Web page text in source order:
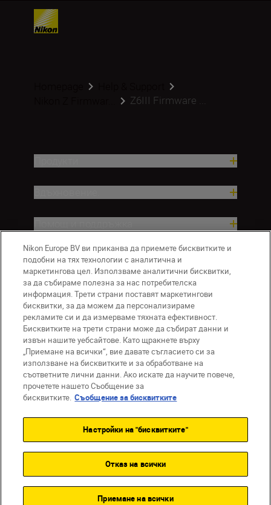
Z6III Firmware ...
Компания
BG Nikon Sites
Връзка с нас
Съобщение за поверителност
Условия за използване
Съобщение за бисквитки
Настройки за бисквитките
Nikon Europe BV ви приканва да приемете бисквитките и
подобни на тях технологии с аналитична и
маркетингова цел. Използваме аналитични бисквитки,
за да събираме полезна за нас потребителска
информация. Трети страни поставят маркетингови
бисквитки, за да можем да персонализираме
рекламите си и да измерваме тяхната ефективност.
Бисквитките на трети страни може да събират данни и
извън нашите уебсайтове. Като щракнете върху
„Приемане на всички“, вие давате съгласието си за
използване на бисквитките и за обработване на
съответните лични данни. Ако искате да научите повече,
прочетете нашето Съобщение за
бисквитките. Съобщение за бисквитките
Настройки на "бисквитките"
Отказ на всички
Приемане на всички